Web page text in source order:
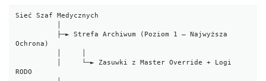
Sieć Szaf Medycznych
Ochrona)
RODO